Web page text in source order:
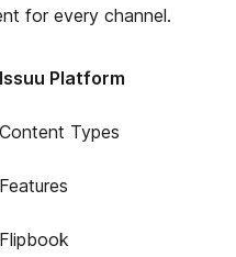
for every channel.
Issuu Platform
Content Types
Features
Flipbook